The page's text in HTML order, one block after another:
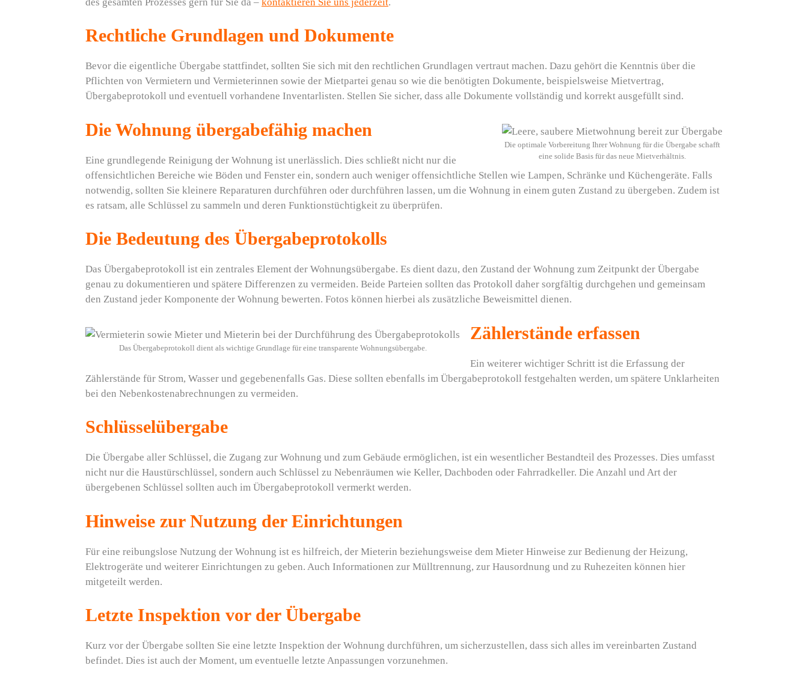
Rechtliche Grundlagen und Dokumente
Bevor die eigentliche Übergabe stattfindet, sollten Sie sich mit den rechtlichen Grundlagen vertraut machen. Dazu gehört die Kenntnis über die
Pflichten von Vermietern und Vermieterinnen sowie der Mietpartei genau so wie die benötigten Dokumente, beispielsweise Mietvertrag,
Übergabeprotokoll und eventuell vorhandene Inventarlisten. Stellen Sie sicher, dass alle Dokumente vollständig und korrekt ausgefüllt sind.
Die optimale Vorbereitung Ihrer Wohnung für die Übergabe schafft
eine solide Basis für das neue Mietverhältnis.
Die Wohnung übergabefähig machen
Eine grundlegende Reinigung der Wohnung ist unerlässlich. Dies schließt nicht nur die
offensichtlichen Bereiche wie Böden und Fenster ein, sondern auch weniger offensichtliche Stellen wie Lampen, Schränke und Küchengeräte. Falls
notwendig, sollten Sie kleinere Reparaturen durchführen oder durchführen lassen, um die Wohnung in einem guten Zustand zu übergeben. Zudem ist
es ratsam, alle Schlüssel zu sammeln und deren Funktionstüchtigkeit zu überprüfen.
Die Bedeutung des Übergabeprotokolls
Das Übergabeprotokoll ist ein zentrales Element der Wohnungsübergabe. Es dient dazu, den Zustand der Wohnung zum Zeitpunkt der Übergabe
genau zu dokumentieren und spätere Differenzen zu vermeiden. Beide Parteien sollten das Protokoll daher sorgfältig durchgehen und gemeinsam
den Zustand jeder Komponente der Wohnung bewerten. Fotos können hierbei als zusätzliche Beweismittel dienen.
Das Übergabeprotokoll dient als wichtige Grundlage für eine transparente Wohnungsübergabe.
Zählerstände erfassen
Ein weiterer wichtiger Schritt ist die Erfassung der
Zählerstände für Strom, Wasser und gegebenenfalls Gas. Diese sollten ebenfalls im Übergabeprotokoll festgehalten werden, um spätere Unklarheiten
bei den Nebenkostenabrechnungen zu vermeiden.
Schlüsselübergabe
Die Übergabe aller Schlüssel, die Zugang zur Wohnung und zum Gebäude ermöglichen, ist ein wesentlicher Bestandteil des Prozesses. Dies umfasst
nicht nur die Haustürschlüssel, sondern auch Schlüssel zu Nebenräumen wie Keller, Dachboden oder Fahrradkeller. Die Anzahl und Art der
übergebenen Schlüssel sollten auch im Übergabeprotokoll vermerkt werden.
Hinweise zur Nutzung der Einrichtungen
Für eine reibungslose Nutzung der Wohnung ist es hilfreich, der Mieterin beziehungsweise dem Mieter Hinweise zur Bedienung der Heizung,
Elektrogeräte und weiterer Einrichtungen zu geben. Auch Informationen zur Mülltrennung, zur Hausordnung und zu Ruhezeiten können hier
mitgeteilt werden.
Letzte Inspektion vor der Übergabe
Kurz vor der Übergabe sollten Sie eine letzte Inspektion der Wohnung durchführen, um sicherzustellen, dass sich alles im vereinbarten Zustand
befindet. Dies ist auch der Moment, um eventuelle letzte Anpassungen vorzunehmen.